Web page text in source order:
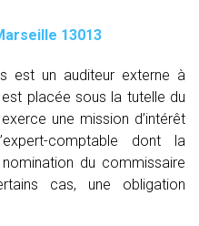
13013
est un auditeur externe à
placée sous la tutelle du
une mission d’intérêt
comptable dont la
du commissaire
cas, une obligation